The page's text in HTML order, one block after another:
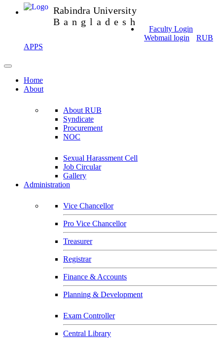
Rabindra University
Bangladesh
Faculty Login
Webmail login
RUB
APPS
Home
About
About RUB
Syndicate
Procurement
NOC
Sexual Harassment Cell
Job Circular
Gallery
Administration
Vice Chancellor
Pro Vice Chancellor
Treasurer
Registrar
Finance & Accounts
Planning & Development
Exam Controller
Central Library